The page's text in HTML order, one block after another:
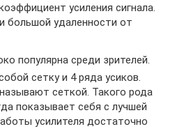
усиления сигнала.
большой удаленности от
популярна среди зрителей.
сетку и 4 ряда усиков.
сеткой. Такого рода
показывает себя с лучшей
усилителя достаточно